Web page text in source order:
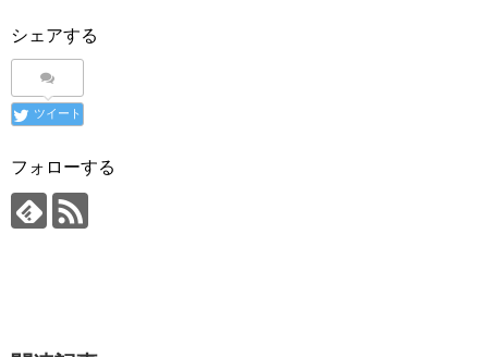
シェアする
ツイート
フォローする